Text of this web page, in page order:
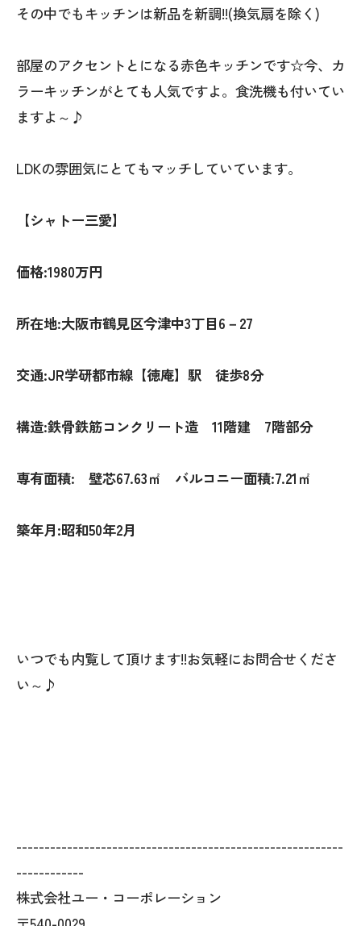
その中でもキッチンは新品を新調!!(換気扇を除く)
部屋のアクセントとになる赤色キッチンです☆今、カ
ラーキッチンがとても人気ですよ。食洗機も付いてい
ますよ～♪
LDKの雰囲気にとてもマッチしていています。
【シャトー三愛】
価格:1980万円
所在地:大阪市鶴見区今津中3丁目6－27
交通:JR学研都市線【徳庵】駅 徒歩8分
構造:鉄骨鉄筋コンクリート造 11階建 7階部分
専有面積: 壁芯67.63㎡ バルコニー面積:7.21㎡
築年月:昭和50年2月
いつでも内覧して頂けます!!お気軽にお問合せくださ
い～♪
----------------------------------------------------------
------------
株式会社ユー・コーポレーション